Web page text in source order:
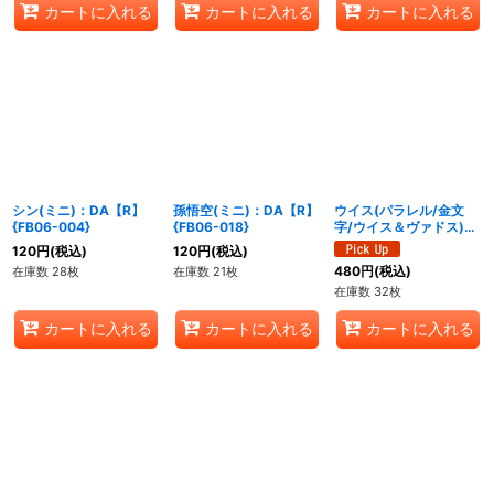
カートに入れる カートに入れる カートに入れる
シン(ミニ)：DA【R】
{FB06-004}
120円(税込)
在庫数 28枚
カートに入れる
孫悟空(ミニ)：DA【R】
{FB06-018}
120円(税込)
在庫数 21枚
カートに入れる
ウイス(パラレル/金文
字/ウイス＆ヴァドス)
【UC☆】{FB01-004}
480円(税込)
在庫数 32枚
カートに入れる